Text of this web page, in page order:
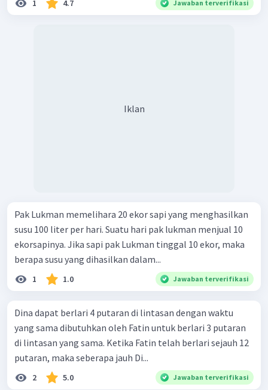
1 4.7 Jawaban terverifikasi
Iklan
Pak Lukman memelihara 20 ekor sapi yang menghasilkan
susu 100 liter per hari. Suatu hari pak lukman menjual 10
ekorsapinya. Jika sapi pak Lukman tinggal 10 ekor, maka
berapa susu yang dihasilkan dalam...
1 1.0 Jawaban terverifikasi
Dina dapat berlari 4 putaran di lintasan dengan waktu
yang sama dibutuhkan oleh Fatin untuk berlari 3 putaran
di lintasan yang sama. Ketika Fatin telah berlari sejauh 12
putaran, maka seberapa jauh Di...
2 5.0 Jawaban terverifikasi